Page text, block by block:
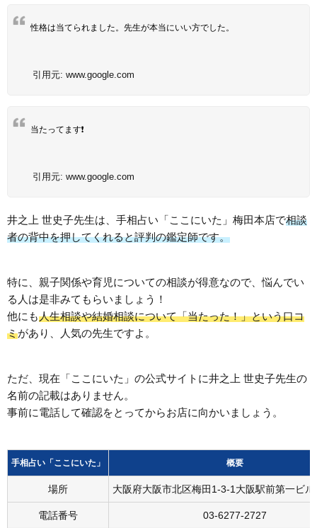
性格は当てられました。先生が本当にいい方でした。
引用元: www.google.com
当たってます❗️
引用元: www.google.com
井之上 世史子先生は、手相占い「ここにいた」梅田本店で相談
者の背中を押してくれると評判の鑑定師です。
特に、親子関係や育児についての相談が得意なので、悩んでい
る人は是非みてもらいましょう！
他にも人生相談や結婚相談について「当たった！」という口コ
ミがあり、人気の先生ですよ。
ただ、現在「ここにいた」の公式サイトに井之上 世史子先生の
名前の記載はありません。
事前に電話して確認をとってからお店に向かいましょう。
手相占い「ここにいた」 概要
場所 大阪府大阪市北区梅田1-3-1大阪駅前第一ビ
電話番号 03-6277-2727